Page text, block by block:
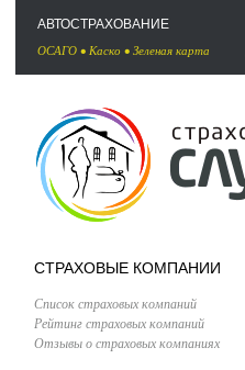
АВТОСТРАХОВАНИЕ
ОСАГО • Каско • Зеленая карта
СТРАХОВЫЕ КОМПАНИИ
Список страховых компаний
Рейтинг страховых компаний
Отзывы о страховых компаниях